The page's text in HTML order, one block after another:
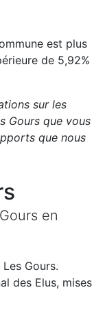
est plus
de 5,92%
sur les
Gours que vous
que nous
en
Les Gours.
des Elus, mises